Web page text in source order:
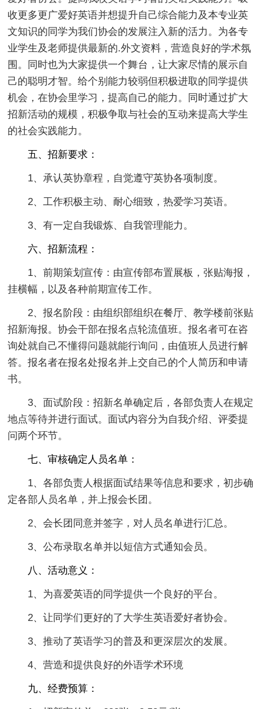
收更多更广爱好英语并想提升自己综合能力及本专业英
文知识的同学为我们协会的发展注入新的活力。为各专
业学生及老师提供最新的.外文资料，营造良好的学术氛
围。同时也为大家提供一个舞台，让大家尽情的展示自
己的聪明才智。给个别能力较弱但积极进取的同学提供
机会，在协会里学习，提高自己的能力。同时通过扩大
招新活动的规模，积极争取与社会的互动来提高大学生
的社会实践能力。
五、招新要求：
1、承认英协章程，自觉遵守英协各项制度。
2、工作积极主动、耐心细致，热爱学习英语。
3、有一定自我锻炼、自我管理能力。
六、招新流程：
1、前期策划宣传：由宣传部布置展板，张贴海报，
挂横幅，以及各种前期宣传工作。
2、报名阶段：由组织部组织在餐厅、教学楼前张贴
招新海报。协会干部在报名点轮流值班。报名者可在咨
询处就自己不懂得问题就能行询问，由值班人员进行解
答。报名者在报名处报名并上交自己的个人简历和申请
书。
3、面试阶段：招新名单确定后，各部负责人在规定
地点等待并进行面试。面试内容分为自我介绍、评委提
问两个环节。
七、审核确定人员名单：
1、各部负责人根据面试结果等信息和要求，初步确
定各部人员名单，并上报会长团。
2、会长团同意并签字，对人员名单进行汇总。
3、公布录取名单并以短信方式通知会员。
八、活动意义：
1、为喜爱英语的同学提供一个良好的平台。
2、让同学们更好的了大学生英语爱好者协会。
3、推动了英语学习的普及和更深层次的发展。
4、营造和提供良好的外语学术环境
九、经费预算：